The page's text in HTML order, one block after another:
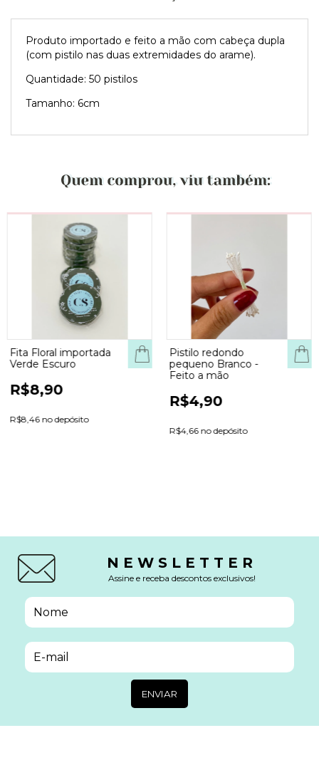
Produto importado e feito a mão com cabeça dupla
(com pistilo nas duas extremidades do arame).
Quantidade: 50 pistilos
Tamanho: 6cm
Fita Floral importada
Verde Escuro
R$8,90
R$8,46 no depósito
Pistilo redondo
pequeno Branco -
Feito a mão
R$4,90
R$4,66 no depósito
NEWSLETTER
Assine e receba descontos exclusivos!